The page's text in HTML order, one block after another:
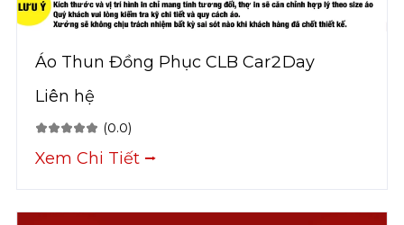
Áo Thun Đồng Phục CLB Car2Day
Liên hệ
(0.0)
Xem Chi Tiết ⭢